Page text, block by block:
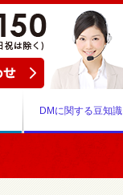
DMに関する豆知識